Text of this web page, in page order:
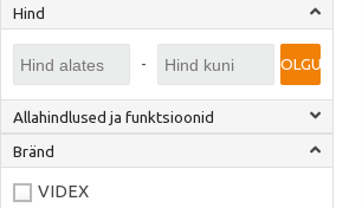
Hind
- OLGU
Allahindlused ja funktsioonid
Bränd
VIDEX